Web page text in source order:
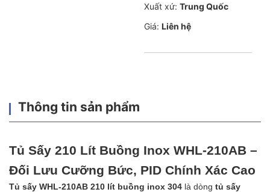
Xuất xứ: Trung Quốc
Giá: Liên hệ
Thông tin sản phẩm
Tủ Sấy 210 Lít Buồng Inox WHL-210AB –
Đối Lưu Cưỡng Bức, PID Chính Xác Cao
Tủ sấy WHL-210AB 210 lít buồng inox 304 là dòng tủ sấy